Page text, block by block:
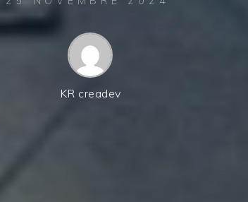
KR creadev